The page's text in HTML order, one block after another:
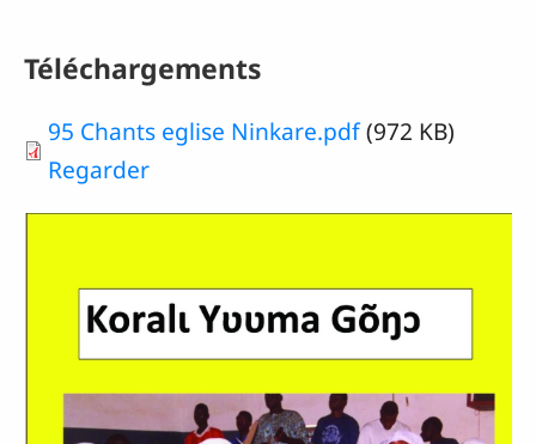
Téléchargements
Document
95 Chants eglise Ninkare.pdf(972 KB)
Regarder